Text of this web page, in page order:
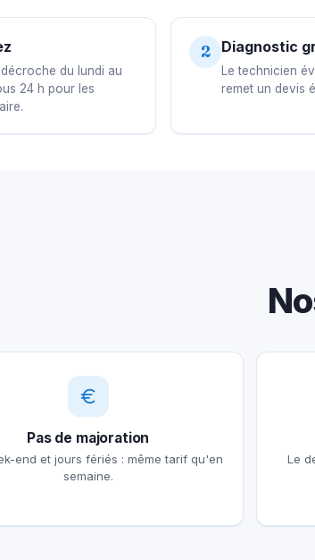
du lundi au
24 h pour les
2 Diagnostic
Le technicien
remet un devis
Pas de majoration
end et jours fériés : même tarif qu'en
semaine.
Le